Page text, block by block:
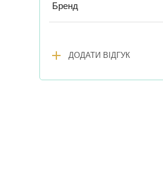
Бренд
add ДОДАТИ ВІДГУК